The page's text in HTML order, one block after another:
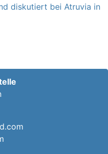
diskutiert bei Atruvia in